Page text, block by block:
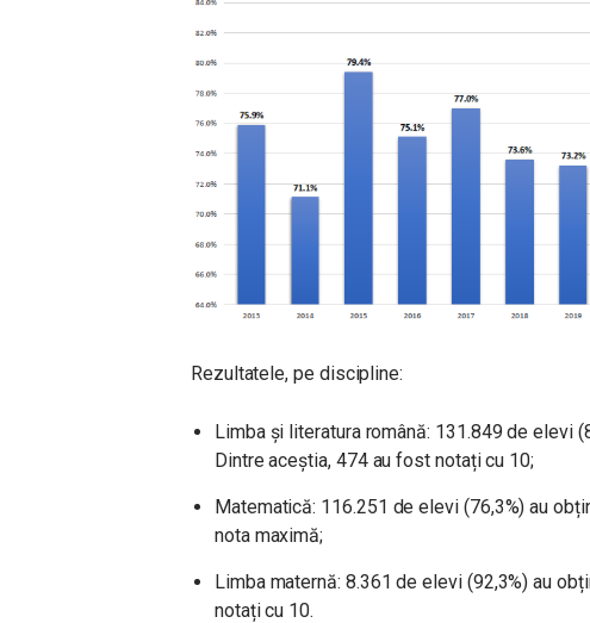
Rezultatele, pe discipline:
Limba și literatura română: 131.849 de elevi
Dintre aceștia, 474 au fost notați cu 10;
Matematică: 116.251 de elevi (76,3%) au
nota maximă;
Limba maternă: 8.361 de elevi (92,3%) au
notați cu 10.